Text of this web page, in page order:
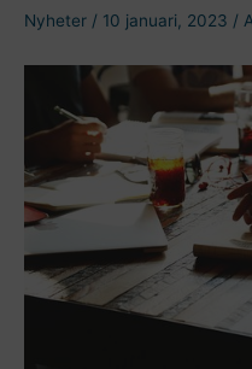
Nyheter / 10 januari, 2023 /